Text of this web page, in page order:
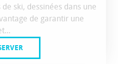
ski, dessinées dans une
de garantir une